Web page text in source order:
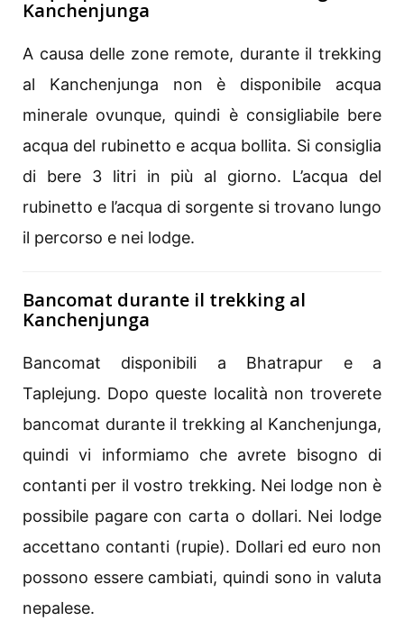
Kanchenjunga
A causa delle zone remote, durante il trekking
al Kanchenjunga non è disponibile acqua
minerale ovunque, quindi è consigliabile bere
acqua del rubinetto e acqua bollita. Si consiglia
di bere 3 litri in più al giorno. L’acqua del
rubinetto e l’acqua di sorgente si trovano lungo
il percorso e nei lodge.
Bancomat durante il trekking al
Kanchenjunga
Bancomat disponibili a Bhatrapur e a
Taplejung. Dopo queste località non troverete
bancomat durante il trekking al Kanchenjunga,
quindi vi informiamo che avrete bisogno di
contanti per il vostro trekking. Nei lodge non è
possibile pagare con carta o dollari. Nei lodge
accettano contanti (rupie). Dollari ed euro non
possono essere cambiati, quindi sono in valuta
nepalese.